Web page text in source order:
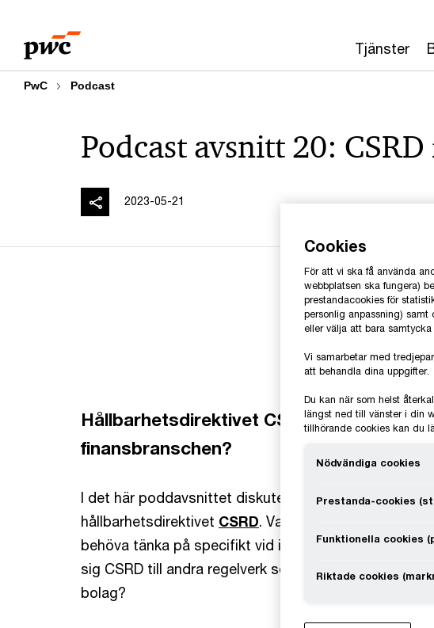
content
footer
Tjänster
PwC Podcast
Podcast avsnitt 20:
2023-05-21
Hållbarhetsdirektivet CSRD: Vad innebär
finansbranschen?
I det här poddavsnittet diskuterar vi det kommande
hållbarhetsdirektivet CSRD. Vad kommer bolagen i
behöva tänka på specifikt vid implementeringen av
sig CSRD till andra regelverk som berör
bolag?
Cookies
För att vi ska få använda
webbplatsen ska fungera)
prestandacookies för
personlig anpassning)
eller välja att bara
Vi samarbetar med
att behandla dina uppgifter.
Du kan när som helst
längst ned till vänster i din
tillhörande cookies kan du
Nödvändiga cookies
Prestanda-cookies
Funktionella cookies
Riktade cookies